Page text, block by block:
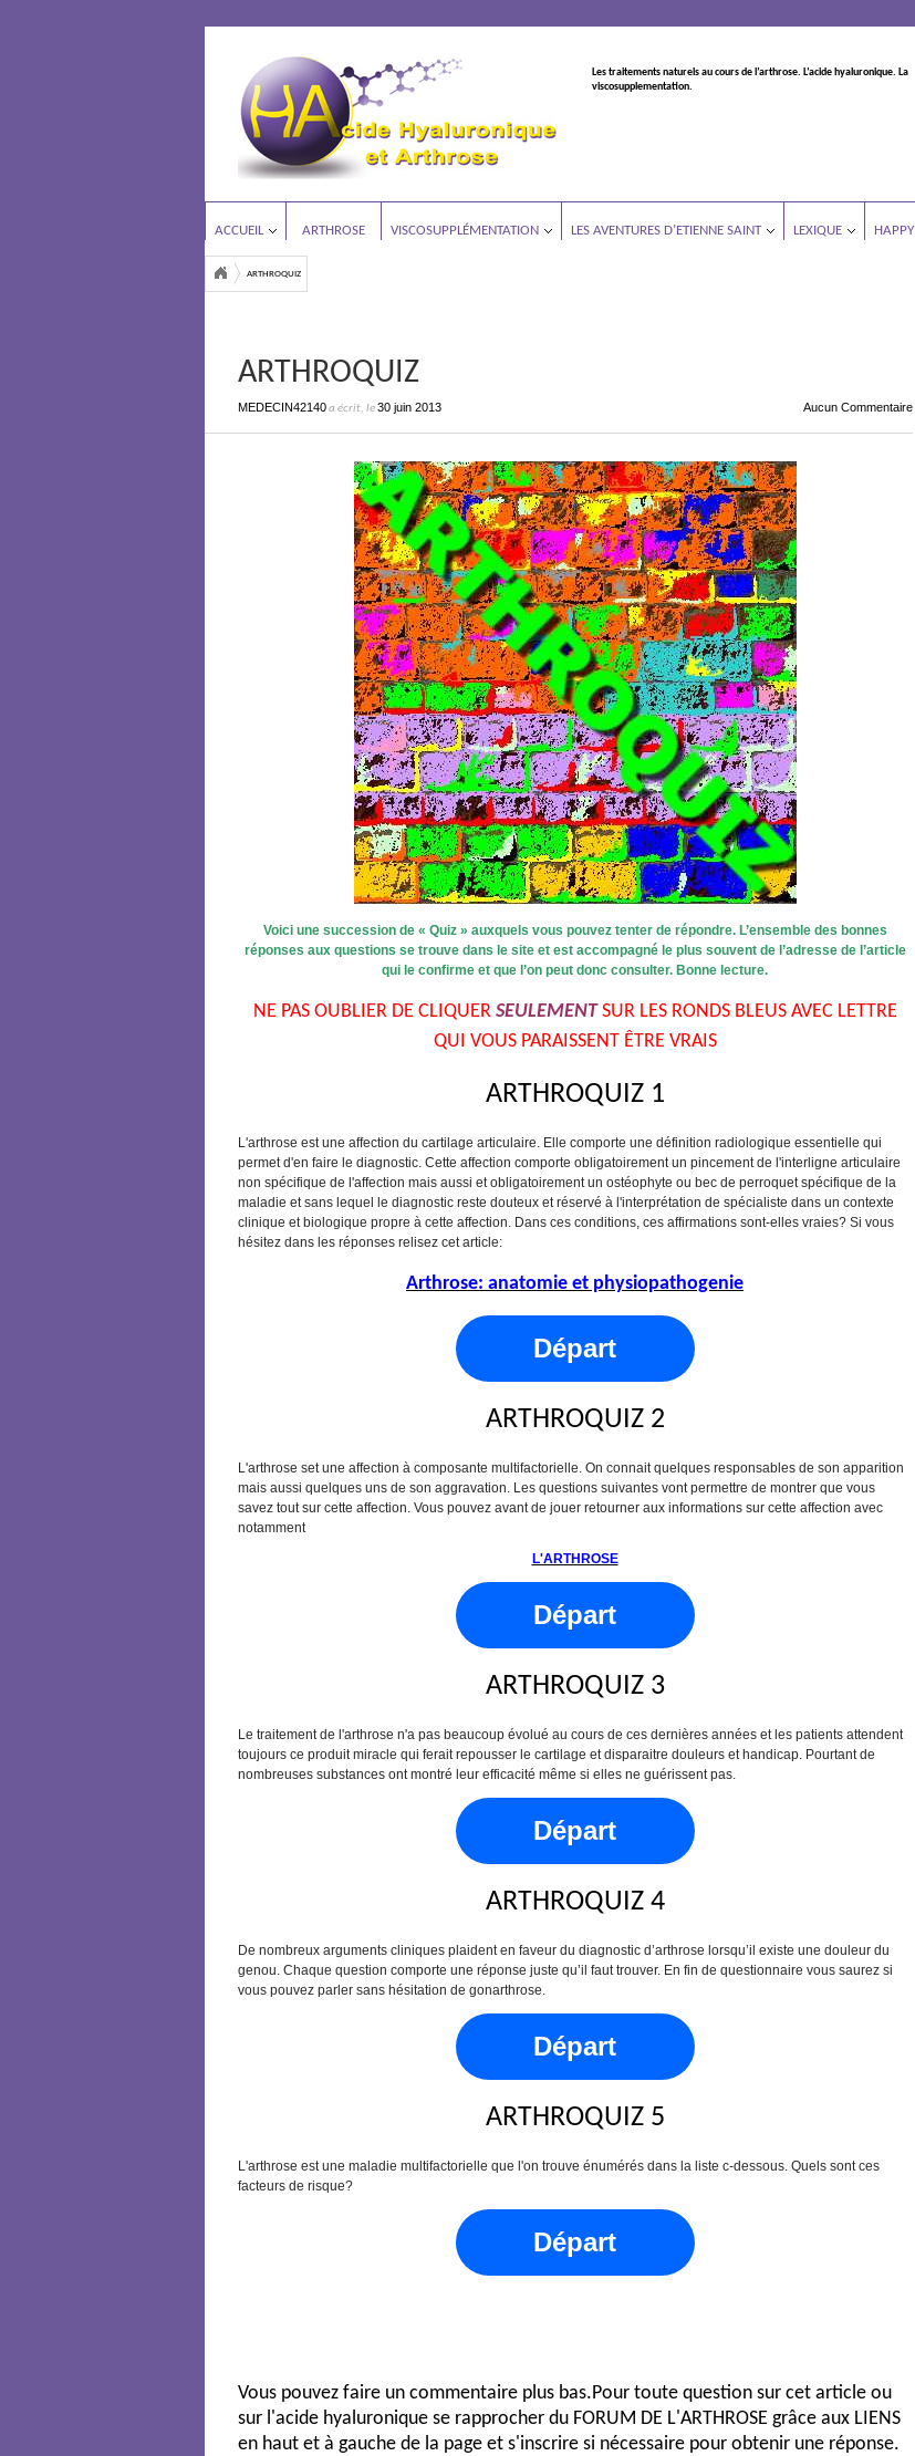
Les traitements naturels au cours de l’arthrose. L’acide hyaluronique. La
viscosupplementation.
ACCUEIL ARTHROSE VISCOSUPPLÉMENTATION LES AVENTURES D’ETIENNE SAINT LEXIQUE
ARTHROQUIZ
ARTHROQUIZ
MEDECIN42140a écrit, le30 juin 2013 Aucun Commentaire
Voici une succession de « Quiz » auxquels vous pouvez tenter de répondre. L’ensemble des bonnes
réponses aux questions se trouve dans le site et est accompagné le plus souvent de l’adresse de l’article
qui le confirme et que l’on peut donc consulter. Bonne lecture.
NE PAS OUBLIER DE CLIQUER SEULEMENTSUR LES RONDS BLEUS AVEC LETTRE
QUI VOUS PARAISSENT ÊTRE VRAIS
ARTHROQUIZ 1
L'arthrose est une affection du cartilage articulaire. Elle comporte une définition radiologique essentielle qui
permet d'en faire le diagnostic. Cette affection comporte obligatoirement un pincement de l'interligne articulaire
non spécifique de l'affection mais aussi et obligatoirement un ostéophyte ou bec de perroquet spécifique de la
maladie et sans lequel le diagnostic reste douteux et réservé à l'interprétation de spécialiste dans un contexte
clinique et biologique propre à cette affection. Dans ces conditions, ces affirmations sont-elles vraies? Si vous
hésitez dans les réponses relisez cet article:
Arthrose: anatomie et physiopathogenie
Départ
ARTHROQUIZ 2
L'arthrose set une affection à composante multifactorielle. On connait quelques responsables de son apparition
mais aussi quelques uns de son aggravation. Les questions suivantes vont permettre de montrer que vous
savez tout sur cette affection. Vous pouvez avant de jouer retourner aux informations sur cette affection avec
notamment
L'ARTHROSE
Départ
ARTHROQUIZ 3
Le traitement de l'arthrose n'a pas beaucoup évolué au cours de ces dernières années et les patients attendent
toujours ce produit miracle qui ferait repousser le cartilage et disparaitre douleurs et handicap. Pourtant de
nombreuses substances ont montré leur efficacité même si elles ne guérissent pas.
Départ
ARTHROQUIZ 4
De nombreux arguments cliniques plaident en faveur du diagnostic d’arthrose lorsqu’il existe une douleur du
genou. Chaque question comporte une réponse juste qu’il faut trouver. En fin de questionnaire vous saurez si
vous pouvez parler sans hésitation de gonarthrose.
Départ
ARTHROQUIZ 5
L'arthrose est une maladie multifactorielle que l'on trouve énumérés dans la liste c-dessous. Quels sont ces
facteurs de risque?
Départ
Vous pouvez faire un commentaire plus bas.Pour toute question sur cet article ou
sur l'acide hyaluronique se rapprocher du FORUM DE L'ARTHROSE grâce aux LIENS
en haut et à gauche de la page et s'inscrire si nécessaire pour obtenir une réponse.